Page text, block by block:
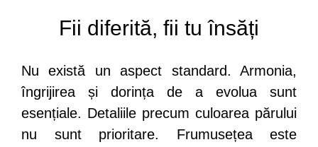
Fii diferită, fii tu însăți
Nu există un aspect standard. Armonia,
îngrijirea și dorința de a evolua sunt
esențiale. Detaliile precum culoarea părului
nu sunt prioritare. Frumusețea este